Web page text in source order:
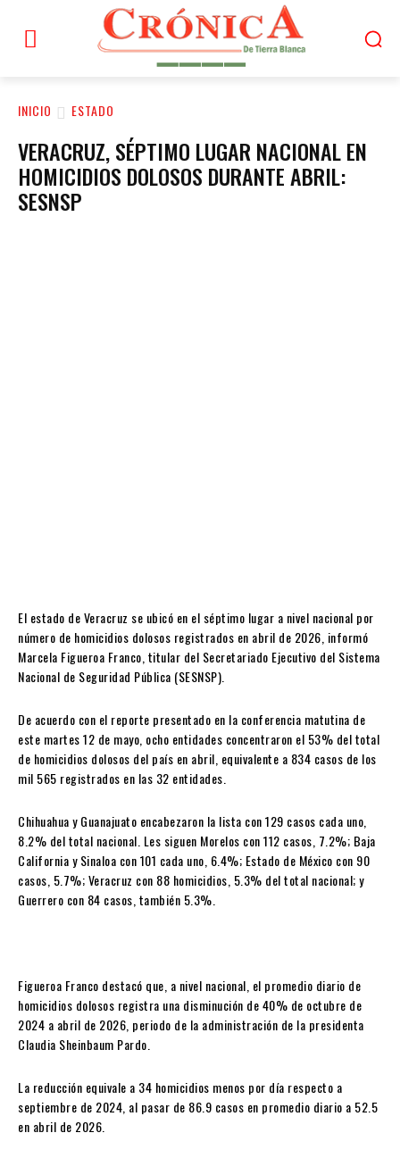
INICIO ESTADO
VERACRUZ, SÉPTIMO LUGAR NACIONAL EN
HOMICIDIOS DOLOSOS DURANTE ABRIL:
SESNSP
El estado de Veracruz se ubicó en el séptimo lugar a nivel nacional por
número de homicidios dolosos registrados en abril de 2026, informó
Marcela Figueroa Franco, titular del Secretariado Ejecutivo del Sistema
Nacional de Seguridad Pública (SESNSP).
De acuerdo con el reporte presentado en la conferencia matutina de
este martes 12 de mayo, ocho entidades concentraron el 53% del total
de homicidios dolosos del país en abril, equivalente a 834 casos de los
mil 565 registrados en las 32 entidades.
Chihuahua y Guanajuato encabezaron la lista con 129 casos cada uno,
8.2% del total nacional. Les siguen Morelos con 112 casos, 7.2%; Baja
California y Sinaloa con 101 cada uno, 6.4%; Estado de México con 90
casos, 5.7%;Veracruz con 88 homicidios, 5.3% del total nacional; y
Guerrero con 84 casos, también 5.3%.
Figueroa Franco destacó que, a nivel nacional, el promedio diario de
homicidios dolosos registra una disminución de 40% de octubre de
2024 a abril de 2026, periodo de la administración de la presidenta
Claudia Sheinbaum Pardo.
La reducción equivale a 34 homicidios menos por día respecto a
septiembre de 2024, al pasar de 86.9 casos en promedio diario a 52.5
en abril de 2026.